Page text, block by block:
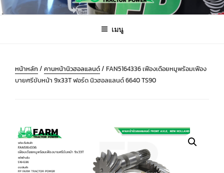
ข้ามFARMING PARTS DIRECT
ฟาร์มมิ่งพาร์ทไดเร็ค อะไหล่ รถไถ แทรกเตอร์ เครื่องมือจักรกลเกษตร จัดส่ง
เมนู
หน้าหลัก/ คานหน้านิวฮอลแลนด์/ FAN5164336 เฟืองเดือยหมูพร้อมเฟือง
บายศรีขับหน้า 9x33T ฟอร์ด นิวฮอลแลนด์ 6640 TS90